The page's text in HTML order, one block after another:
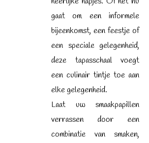
gaat om een informele
bijeenkomst, een feestje of
een speciale gelegenheid,
deze tapasschaal voegt
een culinair tintje toe aan
elke gelegenheid.
Laat uw smaakpapillen
verrassen door een
combinatie van smaken,